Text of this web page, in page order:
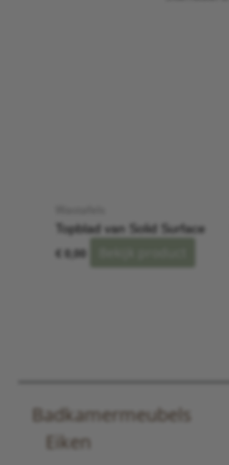
Topblad van Solid Surface
€ 0,00
Badkamermeubels
Eiken